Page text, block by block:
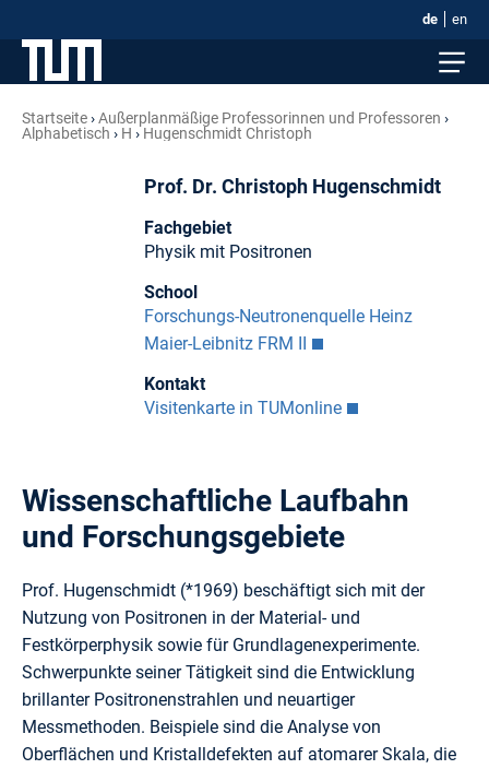
de en
Startseite
Außerplanmäßige Professorinnen und Professoren
Alphabetisch
H Hugenschmidt Christoph
Prof. Dr. Christoph Hugenschmidt
Fachgebiet
Physik mit Positronen
School
Forschungs-Neutronenquelle Heinz
Maier-Leibnitz FRM II
Kontakt
Visitenkarte in TUMonline
Wissenschaftliche Laufbahn
und Forschungsgebiete
Prof. Hugenschmidt (*1969) beschäftigt sich mit der
Nutzung von Positronen in der Material- und
Festkörperphysik sowie für Grundlagenexperimente.
Schwerpunkte seiner Tätigkeit sind die Entwicklung
brillanter Positronenstrahlen und neuartiger
Messmethoden. Beispiele sind die Analyse von
Oberflächen und Kristalldefekten auf atomarer Skala, die